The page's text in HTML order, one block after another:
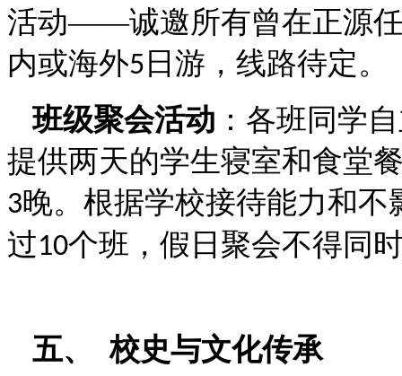
活动——诚邀所有曾在正源
内或海外5 日游，线路待定。
班级聚会活动 ：各班同学
提供两天的学生寝室和食堂
3晚。根据学校接待能力和
过10个班，假日聚会不得同
五、
校史与文化传承